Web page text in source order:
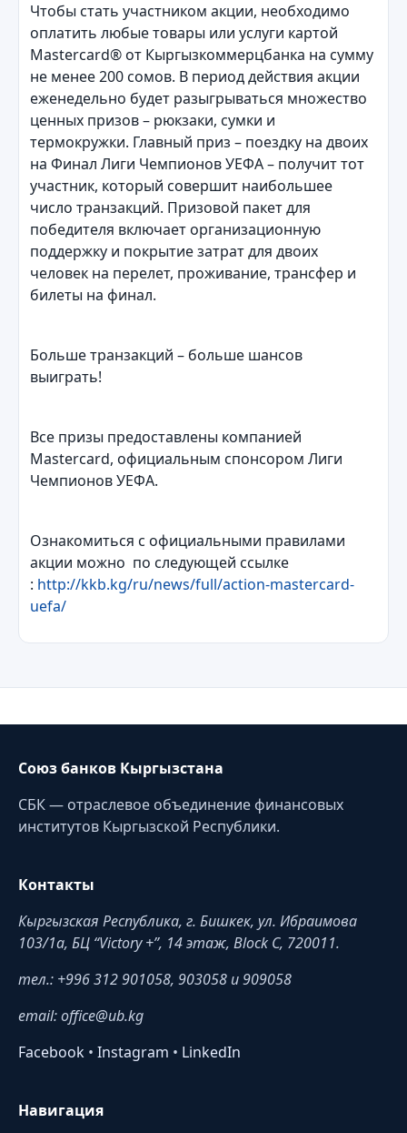
Чтобы стать участником акции, необходимо
оплатить любые товары или услуги картой
Mastercard® от Кыргызкоммерцбанка на сумму
не менее 200 сомов. В период действия акции
еженедельно будет разыгрываться множество
ценных призов – рюкзаки, сумки и
термокружки. Главный приз – поездку на двоих
на Финал Лиги Чемпионов УЕФА – получит тот
участник, который совершит наибольшее
число транзакций. Призовой пакет для
победителя включает организационную
поддержку и покрытие затрат для двоих
человек на перелет, проживание, трансфер и
билеты на финал.
Больше транзакций – больше шансов
выиграть!
Все призы предоставлены компанией
Маstercard, официальным спонсором Лиги
Чемпионов УЕФА.
Ознакомиться с официальными правилами
акции можно по следующей ссылке
: http://kkb.kg/ru/news/full/action-mastercard-
uefa/
Союз банков Кыргызстана
СБК — отраслевое объединение финансовых
институтов Кыргызской Республики.
Контакты
Кыргызская Республика, г. Бишкек, ул. Ибраимова
103/1a, БЦ “Victory +”, 14 этаж, Block C, 720011.
тел.: +996 312 901058, 903058 и 909058
email: office@ub.kg
Facebook • Instagram • LinkedIn
Навигация